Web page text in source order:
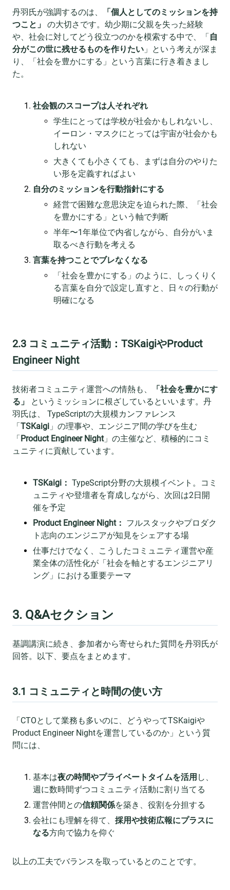
丹羽氏が強調するのは、
「個人としてのミッションを持
つこと」
の大切さです。幼少期に父親を失った経験
や、社会に対してどう役立つのかを模索する中で、「自
分がこの世に残せるものを作りたい 」という考えが深ま
り、「社会を豊かにする」という言葉に行き着きまし
た。
社会観のスコープは人それぞれ
学生にとっては学校が社会かもしれないし、
イーロン・マスクにとっては宇宙が社会かも
しれない
大きくても小さくても、まずは自分のやりた
い形を定義すればよい
自分のミッションを行動指針にする
経営で困難な意思決定を迫られた際、「社会
を豊かにする」という軸で判断
半年〜1年単位で内省しながら、自分がいま
取るべき行動を考える
言葉を持つことでブレなくなる
「社会を豊かにする」のように、しっくりく
る言葉を自分で設定し直すと、日々の行動が
明確になる
2.3 コミュニティ活動：TSKaigiやProduct
Engineer Night
技術者コミュニティ運営への情熱も、
「社会を豊かにす
る」
というミッションに根ざしているといいます。丹
羽氏は、 TypeScriptの大規模カンファレンス
「TSKaigi 」の理事や、エンジニア間の学びを生む
「Product Engineer Night」の主催など、積極的にコミ
ュニティに貢献しています。
TSKaigi： TypeScript分野の大規模イベント。コミ
ュニティや登壇者を育成しながら、次回は2日開
催を予定
Product Engineer Night： フルスタックやプロダク
ト志向のエンジニアが知見をシェアする場
仕事だけでなく、こうしたコミュニティ運営や産
業全体の活性化が「社会を軸とするエンジニアリ
ング」における重要テーマ
3. Q&Aセクション
基調講演に続き、参加者から寄せられた質問を丹羽氏が
回答。以下、要点をまとめます。
3.1 コミュニティと時間の使い方
「CTOとして業務も多いのに、どうやってTSKaigiや
Product Engineer Nightを運営しているのか」という質
問には、
基本は夜の時間やプライベートタイムを活用 し、
週に数時間ずつコミュニティ活動に割り当てる
運営仲間との信頼関係を築き、役割を分担する
会社にも理解を得て、 採用や技術広報にプラスに
なる方向で協力を仰ぐ
以上の工夫でバランスを取っているとのことです。